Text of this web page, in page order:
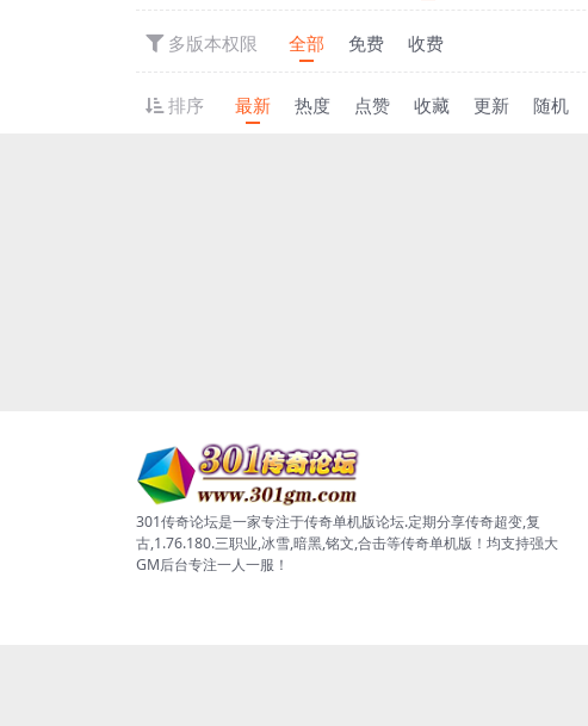
多版本权限 全部 免费 收费
排序 最新 热度 点赞 收藏 更新 随机
301传奇论坛是一家专注于传奇单机版论坛.定期分享传奇超变,复
古,1.76.180.三职业,冰雪,暗黑,铭文,合击等传奇单机版！均支持强大
GM后台专注一人一服！